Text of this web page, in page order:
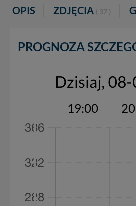
OPIS ZDJĘCIA ( 37 )
PROGNOZA